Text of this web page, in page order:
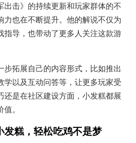
出击》的持续更新和玩家群体的不
力也在不断提升。他的解说不仅为
指导，也带动了更多人关注这款游
步拓展自己的内容形式，比如推出
学以及互动问答等，让更多玩家受
还是在社区建设方面，小发糕都展
。
发糕，轻松吃鸡不是梦